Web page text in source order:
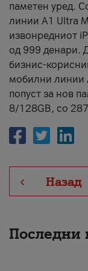
паметен уред.
линии A1 Ultra
извонредниот
од 999 денари.
бизнис-
мобилни линии
попуст за нов
8/128GB, со
Назад
Последни